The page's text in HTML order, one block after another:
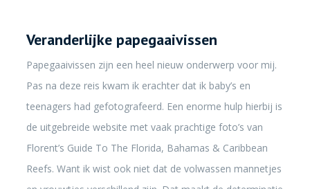
Veranderlijke papegaaivissen
Papegaaivissen zijn een heel nieuw onderwerp voor mij.
Pas na deze reis kwam ik erachter dat ik baby’s en
teenagers had gefotografeerd. Een enorme hulp hierbij is
de uitgebreide website met vaak prachtige foto’s van
Florent’s Guide To The Florida, Bahamas & Caribbean
Reefs. Want ik wist ook niet dat de volwassen mannetjes